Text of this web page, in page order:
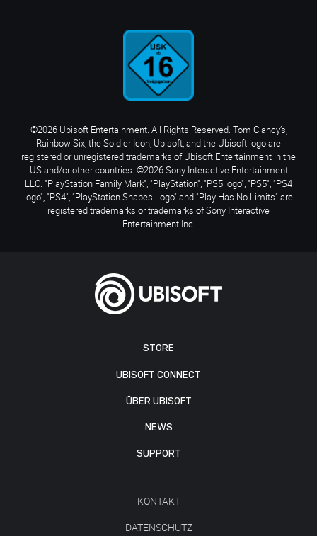
STORE
UBISOFT CONNECT
ÜBER UBISOFT
NEWS
SUPPORT
KONTAKT
DATENSCHUTZ
©2026 Ubisoft Entertainment. All Rights Reserved. Tom Clancy’s,
Rainbow Six, the Soldier Icon, Ubisoft, and the Ubisoft logo are
registered or unregistered trademarks of Ubisoft Entertainment in the
US and/or other countries. ©2026 Sony Interactive Entertainment
LLC. "PlayStation Family Mark", "PlayStation", "PS5 logo", "PS5", "PS4
logo", "PS4", "PlayStation Shapes Logo" and "Play Has No Limits" are
registered trademarks or trademarks of Sony Interactive
Entertainment Inc.